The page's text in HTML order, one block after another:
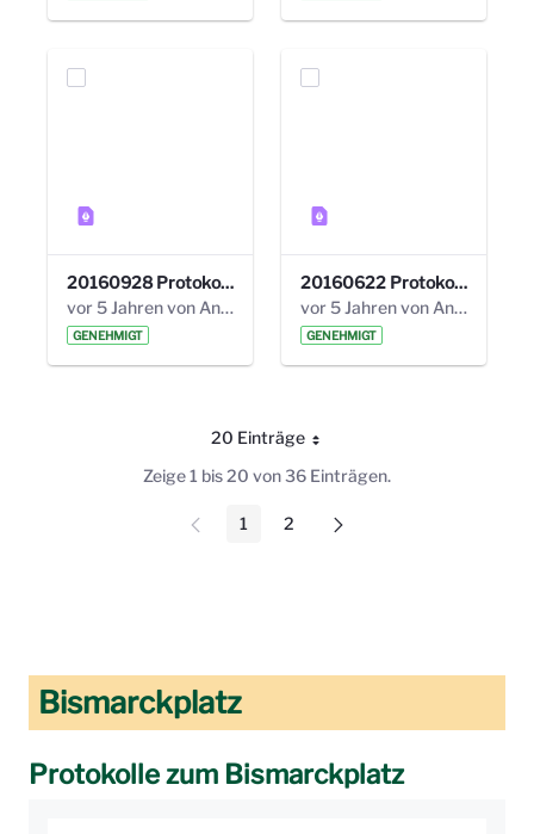
20160928 Protokoll 17. Steuerungskreis.pdf
vor 5 Jahren von Anni Schlumberger
GENEHMIGT
20160622 Protokoll 16. Steuerungskreis.pdf
vor 5 Jahren von Anni Schlumberger
GENEHMIGT
20 Einträge
Pro Seite
Zeige 1 bis 20 von 36 Einträgen.
Seite
1 Seite
2
Bismarckplatz
Protokolle zum Bismarckplatz